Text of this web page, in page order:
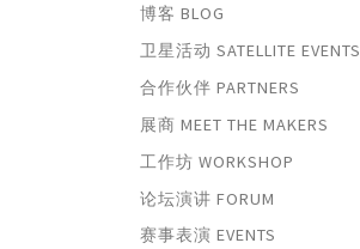
博客 BLOG
卫星活动 SATELLITE EVENTS
合作伙伴 PARTNERS
展商 MEET THE MAKERS
工作坊 WORKSHOP
论坛演讲 FORUM
赛事表演 EVENTS